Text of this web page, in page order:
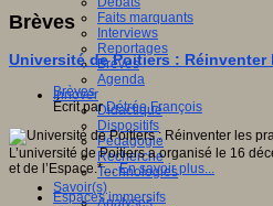
Faits marquants
Interviews
Reportages
Brèves
Agenda
Innover
Didactique
Dispositifs
Pédagogie
Recherche
Technologies
Savoir(s)
Analyses
Brèves
Université de Poitiers :
Brèves
Écrit parDétrée François
L’université de Poitiers a organisé le 16
et de l’Espace.*…En savoir plus...
Espaces immersifs